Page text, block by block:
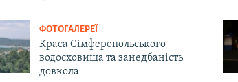
ФОТОГАЛЕРЕЇ
Краса Сімферопольського
водосховища та занедбаність
довкола